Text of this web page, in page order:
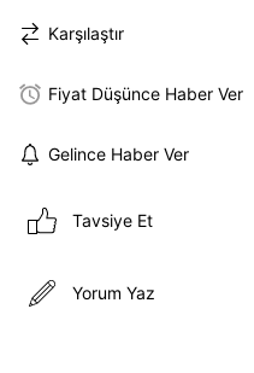
Karşılaştır
Fiyat Düşünce Haber Ver
Gelince Haber Ver
Tavsiye Et
Yorum Yaz